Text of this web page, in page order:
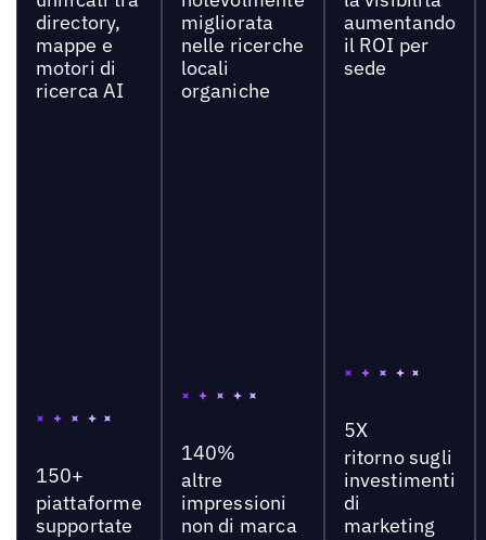
directory,
mappe e
motori di
ricerca AI
150+
piattaforme
supportate
migliorata
nelle ricerche
locali
organiche
140%
altre
impressioni
non di marca
aumentando
il ROI per
sede
5X
ritorno sugli
investimenti
di
marketing